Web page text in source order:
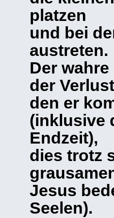
platzen
und bei
austreten.
Der
der
den er
(inklusive
Endzeit),
dies trotz
Jesus
Seelen).